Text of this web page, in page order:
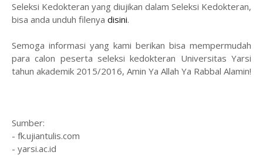
Seleksi Kedokteran yang diujikan dalam Seleksi Kedokteran,
bisa anda unduh filenya disini.
Semoga informasi yang kami berikan bisa mempermudah
para calon peserta seleksi kedokteran Universitas Yarsi
tahun akademik 2015/2016, Amin Ya Allah Ya Rabbal Alamin!
Sumber:
- fk.ujiantulis.com
- yarsi.ac.id